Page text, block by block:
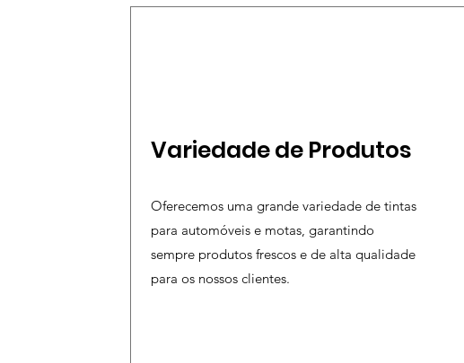
Variedade de Produtos
Oferecemos uma grande variedade de tintas
para automóveis e motas, garantindo
sempre produtos frescos e de alta qualidade
para os nossos clientes.